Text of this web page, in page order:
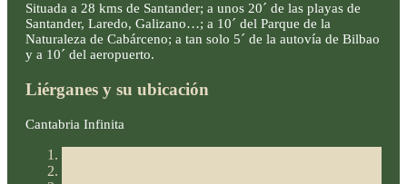
Situada a 28 kms de Santander; a unos 20´ de las playas de
Santander, Laredo, Galizano…; a 10´ del Parque de la
Naturaleza de Cabárceno; a tan solo 5´ de la autovía de Bilbao
y a 10´ del aeropuerto.
Liérganes y su ubicación
Cantabria Infinita